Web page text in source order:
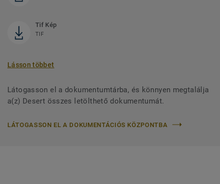
Tif Kép
TIF
Lásson többet
Látogasson el a dokumentumtárba, és könnyen megtalálja
a(z) Desert összes letölthető dokumentumát.
LÁTOGASSON EL A DOKUMENTÁCIÓS KÖZPONTBA